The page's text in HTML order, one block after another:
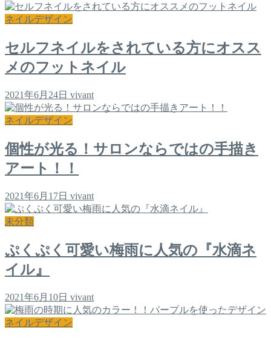
ネイルデザイン
セルフネイルをされている方にオスス
メのフットネイル
2021年6月24日 vivant
ネイルデザイン
個性が光る！サロンならではの手描き
アート！！
2021年6月17日 vivant
未分類
ぷくぷく可愛い梅雨に人気の『水滴ネ
イル』
2021年6月10日 vivant
ネイルデザイン